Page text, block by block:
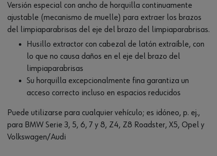
Versión especial con ancho de horquilla continuamente
ajustable (mecanismo de muelle) para extraer los brazos
del limpiaparabrisas del eje del brazo del limpiaparabrisas.
Husillo extractor con cabezal de latón extraíble, con
lo que no causa daños en el eje del brazo del
limpiaparabrisas
Su horquilla excepcionalmente fina garantiza un
acceso correcto incluso en espacios reducidos
Puede utilizarse para cualquier vehículo; es idóneo, p. ej.,
para BMW Serie 3, 5, 6, 7 y 8, Z4, Z8 Roadster, X5, Opel y
Volkswagen/Audi